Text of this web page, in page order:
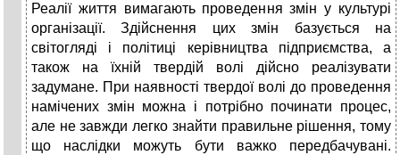
Реалії життя вимагають проведення змін у культурі
організації. Здійснення цих змін базується на
світогляді і політиці керівництва підприємства, а
також на їхній твердій волі дійсно реалізувати
задумане. При наявності твердої волі до проведення
намічених змін можна і потрібно починати процес,
але не завжди легко знайти правильне рішення, тому
що наслідки можуть бути важко передбачувані.